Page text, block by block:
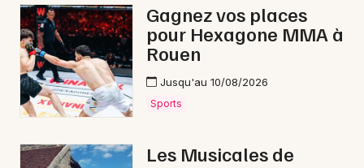
Gagnez vos places
pour Hexagone MMA à
Rouen
Jusqu'au 10/08/2026
Sports
Les Musicales de